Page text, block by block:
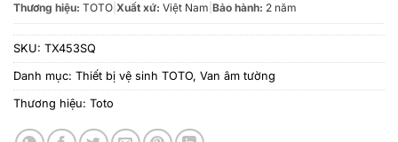
Thương hiệu: TOTO Xuất xứ: Việt Nam Bảo hành: 2 năm
SKU: TX453SQ
Danh mục: Thiết bị vệ sinh TOTO, Van âm tường
Thương hiệu: Toto